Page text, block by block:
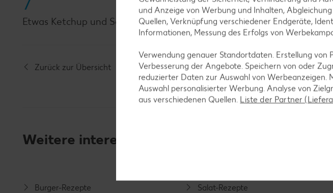
Etwas Ketchup und Senf auf den Hotdog geben und genießen.
Zurück zur Übersicht
Weitere interessante Rezeptkategorien
Burger-Rezepte
Salat-Rezepte
und Anzeige von Werbung und Inhalten,
Quellen, Verknüpfung verschiedener Endgeräte,
Informationen, Messung des Erfolgs von
Verwendung genauer Standortdaten. Erstellung
Verbesserung der Angebote. Speichern von oder
reduzierter Daten zur Auswahl von Werbeanzeigen.
Auswahl personalisierter Werbung. Analyse von
aus verschiedenen Quellen. Liste der Partner